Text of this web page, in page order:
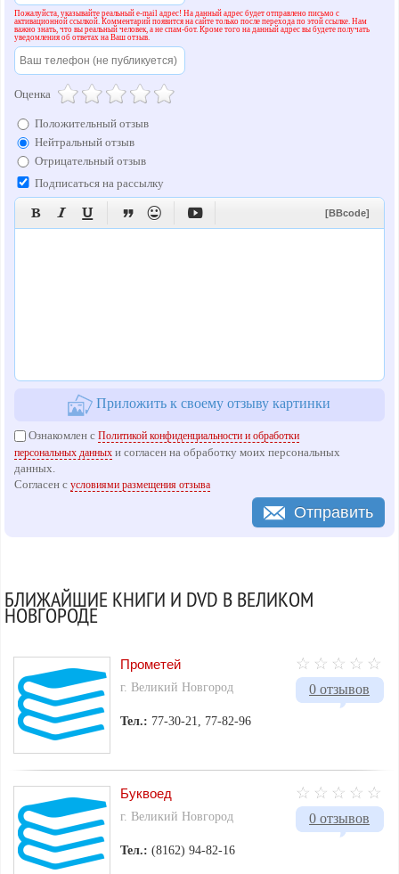
Пожалуйста, указывайте реальный e-mail адрес! На данный адрес будет отправлено письмо с
активационной ссылкой. Комментарий появится на сайте только после перехода по этой ссылке. Нам
важно знать, что вы реальный человек, а не спам-бот. Кроме того на данный адрес вы будете получать
уведомления об ответах на Ваш отзыв.
Оценка
Положительный отзыв
Нейтральный отзыв
Отрицательный отзыв
Подписаться на рассылку
      [BBcode]
Приложить к своему отзыву картинки
Ознакомлен сПолитикой конфиденциальности и обработки
персональных данных и согласен на обработку моих персональных
данных.
Согласен сусловиями размещения отзыва
Отправить
БЛИЖАЙШИЕ КНИГИ И DVD В ВЕЛИКОМ
НОВГОРОДЕ
0 отзывов
Прометей
г. Великий Новгород
Тел.: 77-30-21, 77-82-96
0 отзывов
Буквоед
г. Великий Новгород
Тел.:(8162) 94-82-16